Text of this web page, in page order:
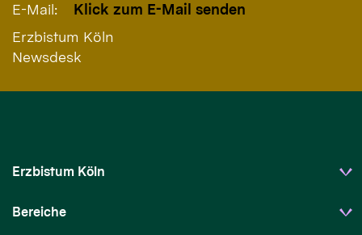
E-Mail:
Klick zum E-Mail senden
Erzbistum Köln
Newsdesk
Erzbistum Köln
Bereiche